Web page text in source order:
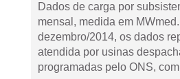
Dados de carga por
mensal, medida em
dezembro/2014, os dados
atendida por usinas
programadas pelo ONS,